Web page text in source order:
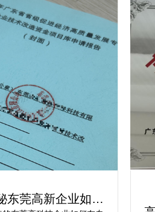
东莞高新企业如何